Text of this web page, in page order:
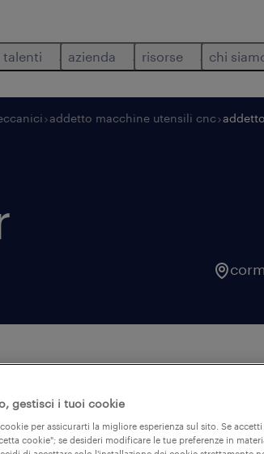
talenti azienda risorse chi
addetto macchine utensili cnc
gestisci i tuoi cookie
per assicurarti la migliore esperienza sul sito. Se
cookie"; se desideri modificare le tue preferenze in